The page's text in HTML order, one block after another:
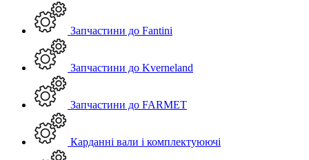
Запчастини до Fantini
Запчастини до Kverneland
Запчастини до FARMET
Карданні вали і комплектуюючі